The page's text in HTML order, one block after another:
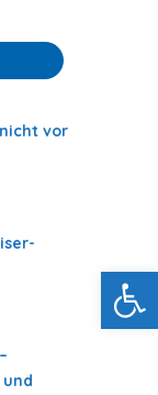
vor
Werkzeugleiste öffnen